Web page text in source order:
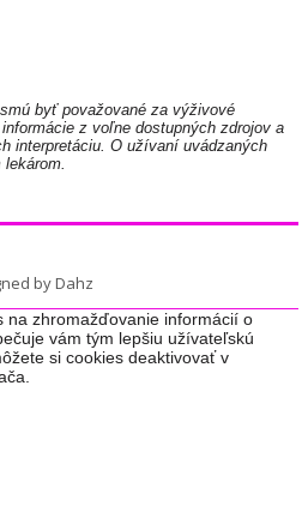
byť považované za výživové
z voľne dostupných zdrojov a
interpretáciu. O užívaní uvádzaných
by Dahz
na zhromažďovanie informácií o
vám tým lepšiu užívateľskú
si cookies deaktivovať v